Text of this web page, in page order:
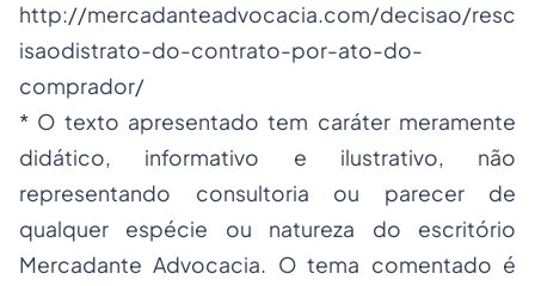
http://mercadanteadvocacia.com/decisao/resc
isaodistrato-do-contrato-por-ato-do-
comprador/
* O texto apresentado tem caráter meramente
didático, informativo e ilustrativo, não
representando consultoria ou parecer de
qualquer espécie ou natureza do escritório
Mercadante Advocacia. O tema comentado é